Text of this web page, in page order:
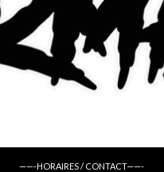
——-HORAIRES / CONTACT——-